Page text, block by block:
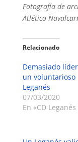
Fotografía de
Atlético
Relacionado
Demasiado
un voluntarioso
Leganés
07/03/2020
En «CD Leganés